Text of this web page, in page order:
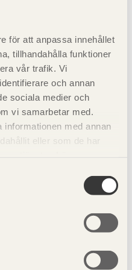
för att anpassa innehållet
tillhandahålla funktioner
vår trafik. Vi
och annan
sociala medier och
vi samarbetar med.
med annan
eller som de har